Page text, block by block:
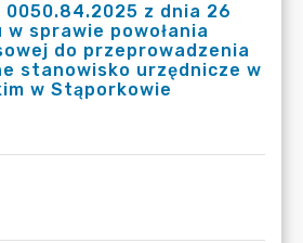
z dnia 26
w sprawie powołania
do przeprowadzenia
stanowisko urzędnicze w
w Stąporkowie